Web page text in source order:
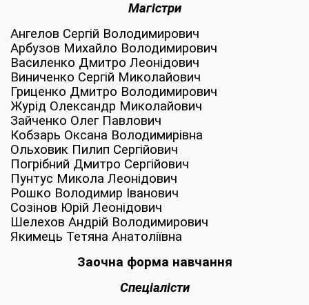
Магістри
Ангелов Сергій Володимирович
Арбузов Михайло Володимирович
Василенко Дмитро Леонідович
Виниченко Сергій Миколайович
Гриценко Дмитро Володимирович
Журід Олександр Миколайович
Зайченко Олег Павлович
Кобзарь Оксана Володимирівна
Ольховик Пилип Сергійович
Погрібний Дмитро Сергійович
Пунтус Микола Леонідович
Рошко Володимир Іванович
Созінов Юрій Леонідович
Шелехов Андрій Володимирович
Якимець Тетяна Анатоліївна
Заочна форма навчання
Спеціалісти